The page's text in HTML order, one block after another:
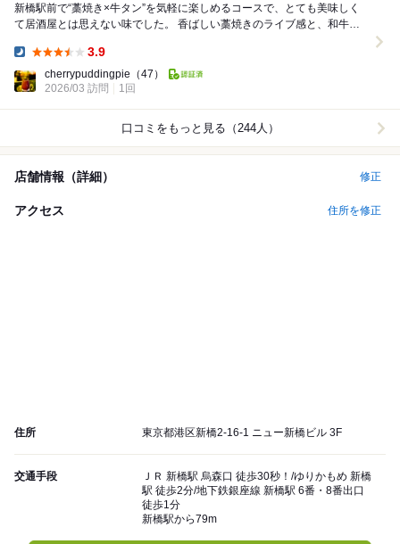
新橋駅前で“藁焼き×牛タン”を気軽に楽しめるコースで、とても美味しく
て居酒屋とは思えない味でした。 香ばしい藁焼きのライブ感と、和牛・
3.9
cherrypuddingpie （47）
2026/03 訪問
1回
口コミをもっと見る（244人）
店舗情報（詳細） 修正
アクセス 住所を修正
住所 東京都港区新橋2-16-1 ニュー新橋ビル 3F
交通手段
ＪＲ 新橋駅 烏森口 徒歩30秒！/ゆりかもめ 新橋
駅 徒歩2分/地下鉄銀座線 新橋駅 6番・8番出口
徒歩1分
新橋駅から79m